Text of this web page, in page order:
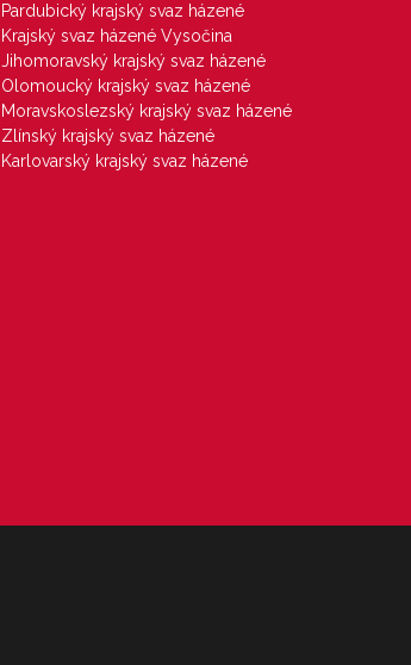
Pardubický krajský svaz házené
Krajský svaz házené Vysočina
Jihomoravský krajský svaz házené
Olomoucký krajský svaz házené
Moravskoslezský krajský svaz házené
Zlínský krajský svaz házené
Karlovarský krajský svaz házené